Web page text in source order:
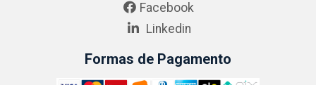
Facebook
Linkedin
Formas de Pagamento